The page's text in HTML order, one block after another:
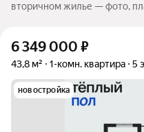
вторичном жилье — фото,
6 349 000 ₽
43,8 м² 1-комн. квартира 5
новостройка